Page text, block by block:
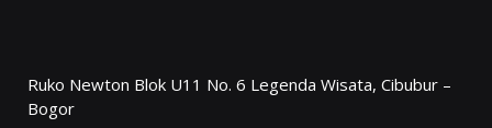
Ruko Newton Blok U11 No. 6 Legenda Wisata, Cibubur –
Bogor